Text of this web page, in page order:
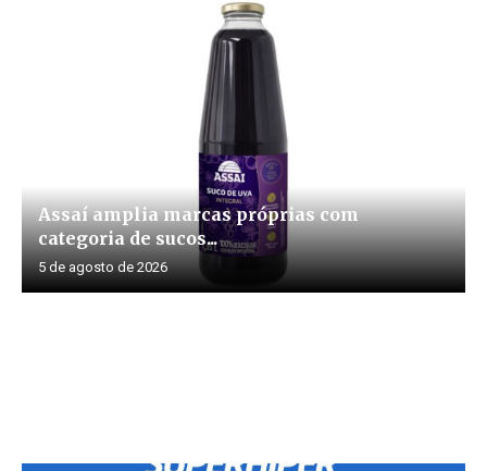
Assaí amplia marcas próprias com
categoria de sucos...
5 de agosto de 2026